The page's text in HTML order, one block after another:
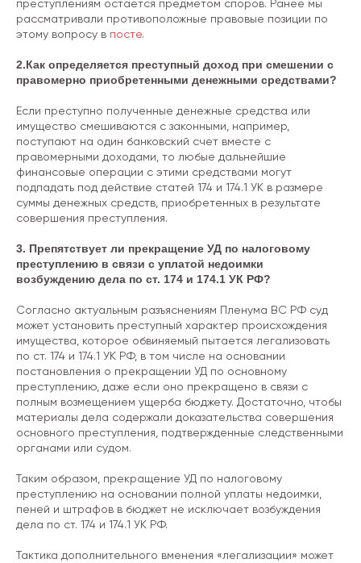
преступлениям остается предметом споров. Ранее мы
рассматривали противоположные правовые позиции по
этому вопросу в посте.
2.Как определяется преступный доход при смешении с
правомерно приобретенными денежными средствами?
Если преступно полученные денежные средства или
имущество смешиваются с законными, например,
поступают на один банковский счет вместе с
правомерными доходами, то любые дальнейшие
финансовые операции с этими средствами могут
подпадать под действие статей 174 и 174.1 УК в размере
суммы денежных средств, приобретенных в результате
совершения преступления.
3. Препятствует ли прекращение УД по налоговому
преступлению в связи с уплатой недоимки
возбуждению дела по ст. 174 и 174.1 УК РФ?
Согласно актуальным разъяснениям Пленума ВС РФ суд
может установить преступный характер происхождения
имущества, которое обвиняемый пытается легализовать
по ст. 174 и 174.1 УК РФ, в том числе на основании
постановления о прекращении УД по основному
преступлению, даже если оно прекращено в связи с
полным возмещением ущерба бюджету. Достаточно, чтобы
материалы дела содержали доказательства совершения
основного преступления, подтвержденные следственными
органами или судом.
Таким образом, прекращение УД по налоговому
преступлению на основании полной уплаты недоимки,
пеней и штрафов в бюджет не исключает возбуждения
дела по ст. 174 и 174.1 УК РФ.
Тактика дополнительного вменения «легализации» может